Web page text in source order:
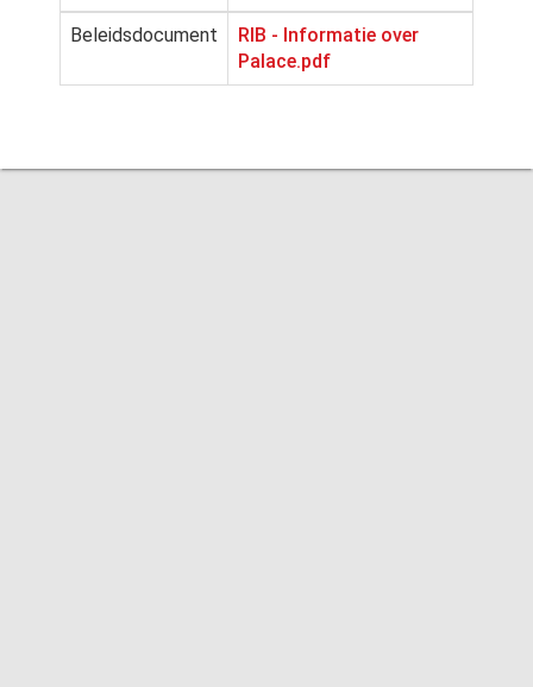
Beleidsdocument
RIB - Informatie over
Palace.pdf